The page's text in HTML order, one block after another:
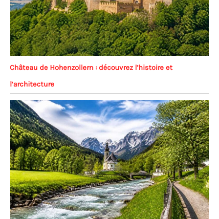
Château de Hohenzollern : découvrez l’histoire et
l’architecture